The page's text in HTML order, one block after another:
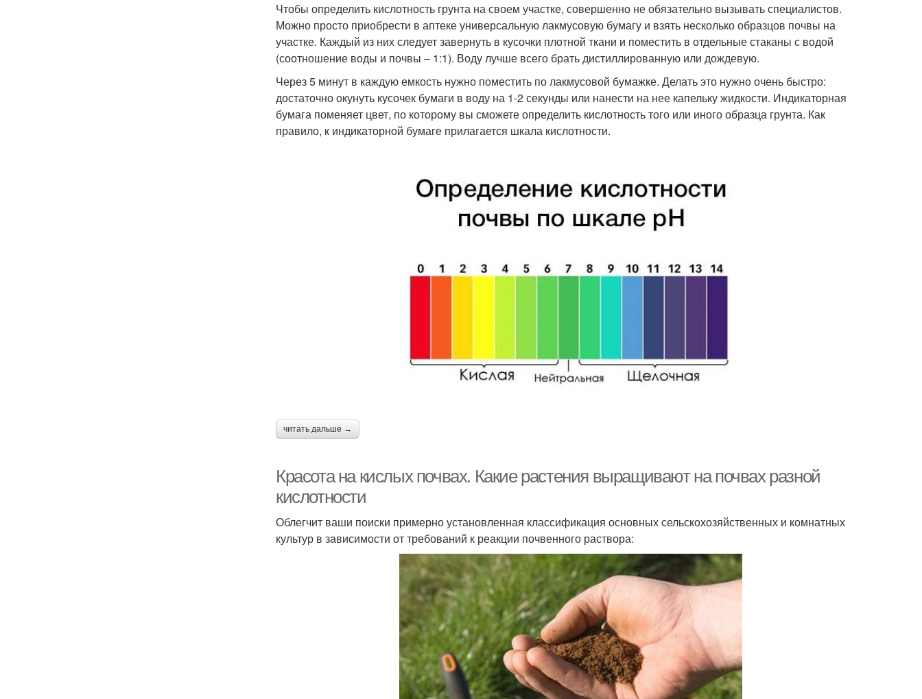
Чтобы определить кислотность грунта на своем участке, совершенно не обязательно вызывать специалистов.
Можно просто приобрести в аптеке универсальную лакмусовую бумагу и взять несколько образцов почвы на
участке. Каждый из них следует завернуть в кусочки плотной ткани и поместить в отдельные стаканы с водой
(соотношение воды и почвы – 1:1). Воду лучше всего брать дистиллированную или дождевую.
Через 5 минут в каждую емкость нужно поместить по лакмусовой бумажке. Делать это нужно очень быстро:
достаточно окунуть кусочек бумаги в воду на 1-2 секунды или нанести на нее капельку жидкости. Индикаторная
бумага поменяет цвет, по которому вы сможете определить кислотность того или иного образца грунта. Как
правило, к индикаторной бумаге прилагается шкала кислотности.
читать дальше →
Красота на кислых почвах. Какие растения выращивают на почвах разной
кислотности
Облегчит ваши поиски примерно установленная классификация основных сельскохозяйственных и комнатных
культур в зависимости от требований к реакции почвенного раствора: